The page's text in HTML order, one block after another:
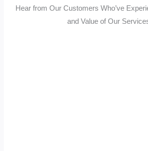
Hear from Our Customers Who’ve
and Value of Our